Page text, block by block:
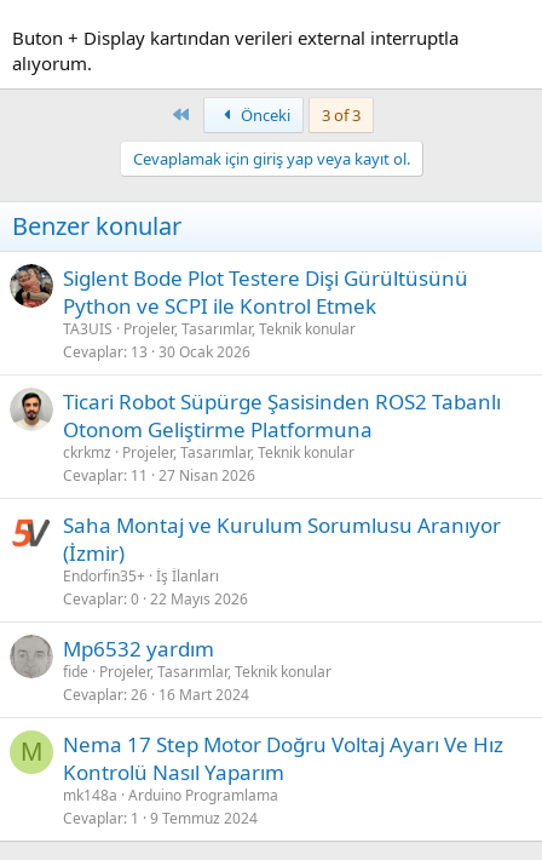
Buton + Display kartından verileri external interruptla
alıyorum.
Önceki
3 of 3
Cevaplamak için giriş yap veya kayıt ol.
Benzer konular
Siglent Bode Plot Testere Dişi Gürültüsünü
Python ve SCPI ile Kontrol Etmek
TA3UIS
Projeler, Tasarımlar, Teknik konular
Cevaplar 13 30 Ocak 2026
Ticari Robot Süpürge Şasisinden ROS2 Tabanlı
Otonom Geliştirme Platformuna
ckrkmz
Projeler, Tasarımlar, Teknik konular
Cevaplar 11 27 Nisan 2026
Saha Montaj ve Kurulum Sorumlusu Aranıyor
(İzmir)
Endorfin35+ İş İlanları
Cevaplar 0 22 Mayıs 2026
Mp6532 yardım
fide
Projeler, Tasarımlar, Teknik konular
Cevaplar 26 16 Mart 2024
M
Nema 17 Step Motor Doğru Voltaj Ayarı Ve Hız
Kontrolü Nasıl Yaparım
mk148a Arduino Programlama
Cevaplar 1 9 Temmuz 2024